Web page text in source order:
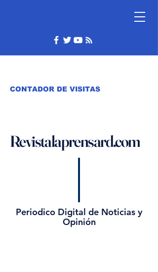
CONTADOR DE VISITAS
Revistalaprensard.com
Periodico Digital de Noticias y
Opinión